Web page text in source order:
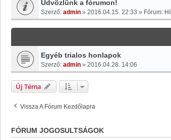
Üdvözlünk a fórumon!
Szerző: admin » 2016.04.15. 22:33 » Fórum:
Egyéb trialos honlapok
Szerző: admin » 2016.04.28. 14:06
Új Téma
Vissza A Fórum Kezdőlapra
FÓRUM JOGOSULTSÁGOK